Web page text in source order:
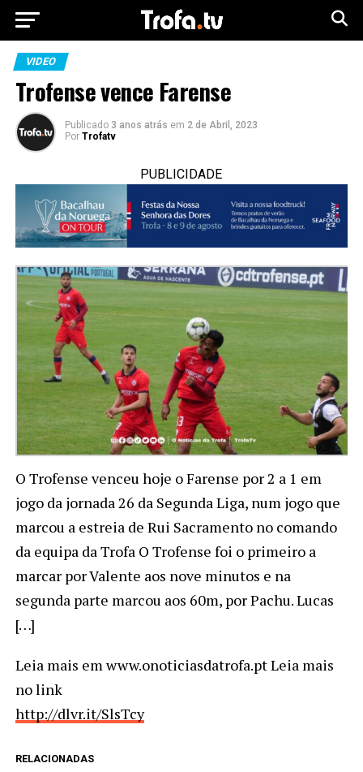
VIDEO
Trofense vence Farense
Publicado 3 anos atrás em 2 de Abril, 2023
Por Trofatv
PUBLICIDADE
O Trofense venceu hoje o Farense por 2 a 1 em
jogo da jornada 26 da Segunda Liga, num jogo que
marcou a estreia de Rui Sacramento no comando
da equipa da Trofa O Trofense foi o primeiro a
marcar por Valente aos nove minutos e na
segunda parte marcou aos 60m, por Pachu. Lucas
[…]
Leia mais em www.onoticiasdatrofa.pt Leia mais
no link
http://dlvr.it/SlsTcy
RELACIONADAS